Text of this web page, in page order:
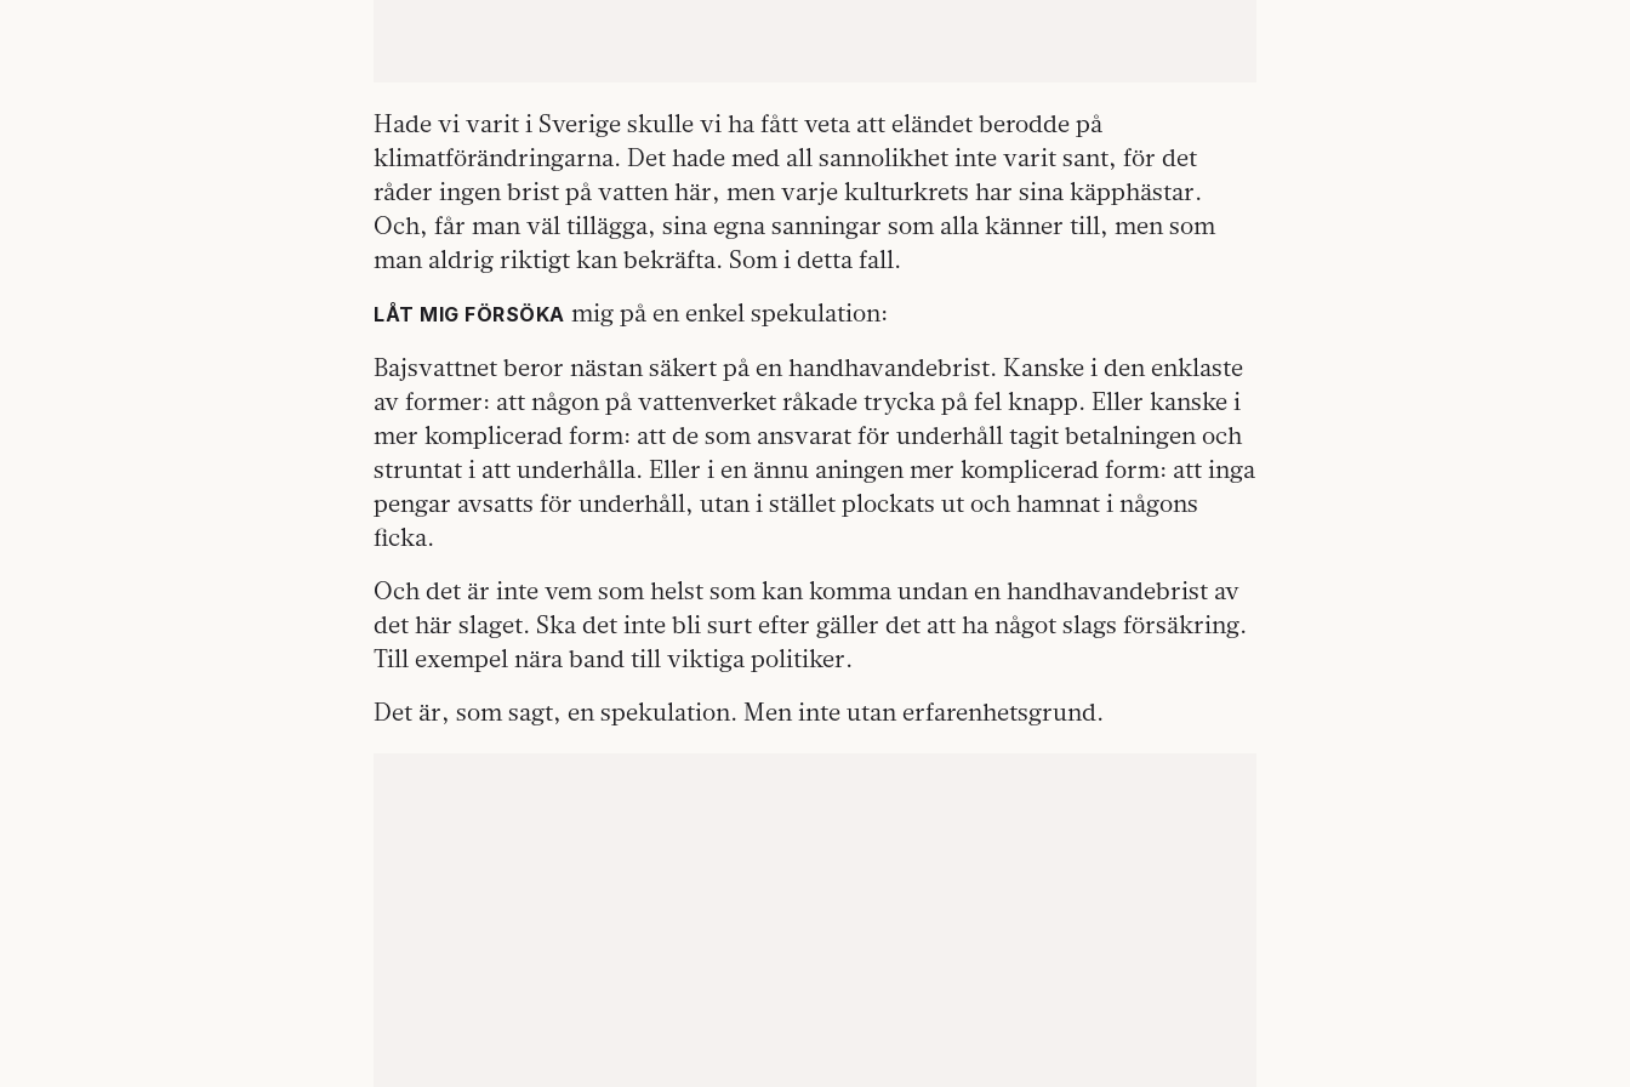
Hade vi varit i Sverige skulle vi ha fått veta att eländet berodde på
klimatförändringarna. Det hade med all sannolikhet inte varit sant, för det
råder ingen brist på vatten här, men varje kulturkrets har sina käpphästar.
Och, får man väl tillägga, sina egna sanningar som alla känner till, men som
man aldrig riktigt kan bekräfta. Som i detta fall.
LÅT MIG FÖRSÖKA mig på en enkel spekulation:
Bajsvattnet beror nästan säkert på en handhavandebrist. Kanske i den enklaste
av former: att någon på vattenverket råkade trycka på fel knapp. Eller kanske i
mer komplicerad form: att de som ansvarat för underhåll tagit betalningen och
struntat i att underhålla. Eller i en ännu aningen mer komplicerad form: att inga
pengar avsatts för underhåll, utan i stället plockats ut och hamnat i någons
ficka.
Och det är inte vem som helst som kan komma undan en handhavandebrist av
det här slaget. Ska det inte bli surt efter gäller det att ha något slags försäkring.
Till exempel nära band till viktiga politiker.
Det är, som sagt, en spekulation. Men inte utan erfarenhetsgrund.